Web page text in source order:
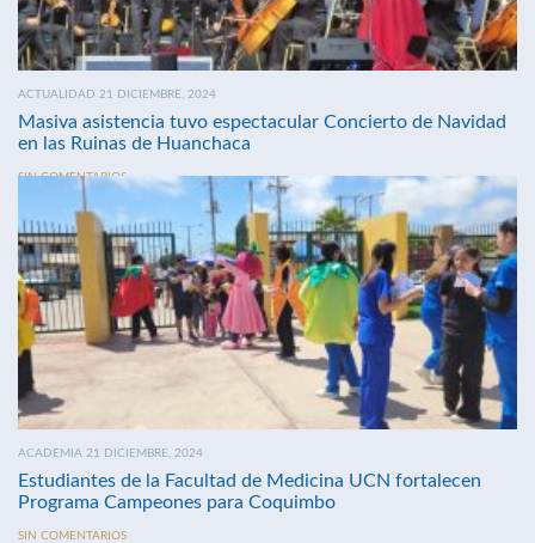
ACTUALIDAD 21 DICIEMBRE, 2024
Masiva asistencia tuvo espectacular Concierto de Navidad
en las Ruinas de Huanchaca
SIN COMENTARIOS
ACADEMIA 21 DICIEMBRE, 2024
Estudiantes de la Facultad de Medicina UCN fortalecen
Programa Campeones para Coquimbo
SIN COMENTARIOS